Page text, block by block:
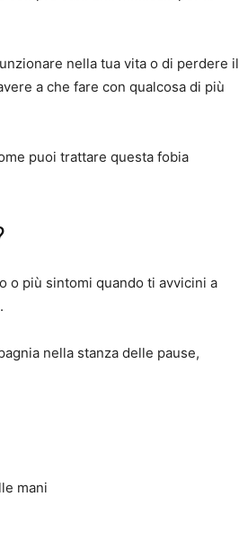
nella tua vita o di perdere il
a che fare con qualcosa di più
puoi trattare questa fobia
o più sintomi quando ti avvicini a
nella stanza delle pause,
mani